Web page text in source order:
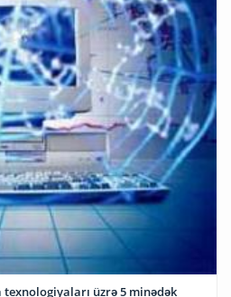
üzrə 5 minədək